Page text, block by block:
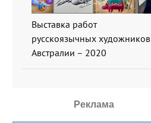
Выставка работ
русскоязычных художников
Австралии – 2020
Реклама